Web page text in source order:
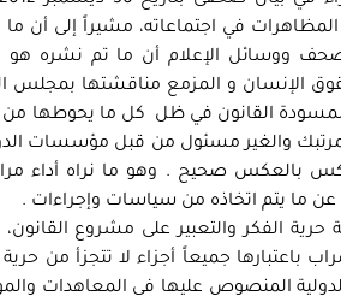
في اجتماعاته، مشيراً إلى أن
ووسائل الإعلام أن ما تم نشره هو
الإنسان و المزمع مناقشتها بمجلس
لمسودة القانون في ظل كل ما يحوطها
والغير مسئول من قبل مؤسسات
بالعكس صحيح . وهو ما نراه أداء
عن ما يتم اتخاذه من سياسات وإجراءات .
الفكر والتعبير على مشروع القانون،
باعتبارها جميعاً أجزاء لا تتجزأ من
المنصوص عليها في المعاهدات